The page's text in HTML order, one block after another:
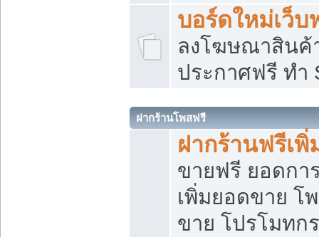
บอร์ดใหม่เว็บ
ลงโฆษณาสิน
ประกาศฟรี ทำ
ฝากร้านโพสฟรี
ฝากร้านฟรีเ
ขายฟรี ยอดกา
เพิ่มยอดขาย โ
ขาย โปรโมทก